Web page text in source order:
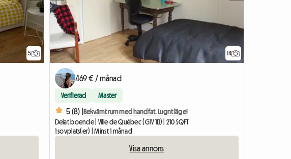
5 14
469 € / månad
Verifierad Master
5 (8) |
Bekvämt rum med handfat. Lugnt läge!
Delat boende | Ville de Québec (G1V 1L1) | 210 SQFT
1 sovplats(er) | Minst 1 månad
Visa annons